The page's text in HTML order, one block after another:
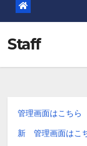
Staff
管理画面はこちら
新 管理画面はこ